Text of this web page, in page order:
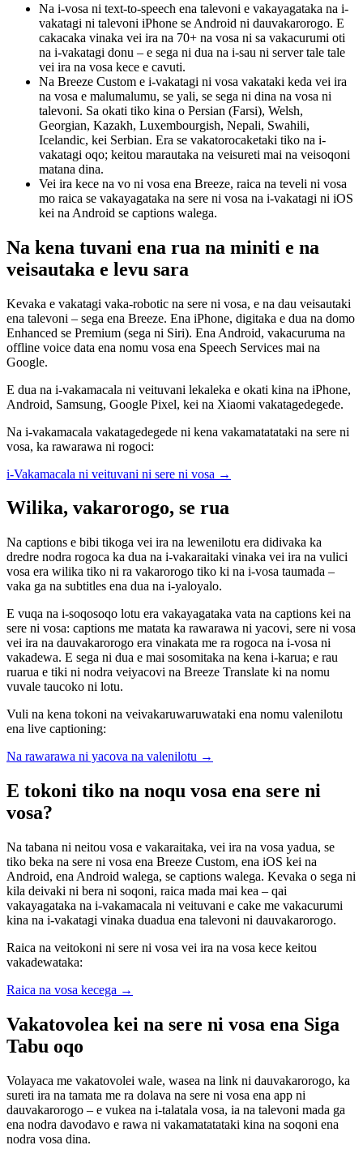
Na i-vosa ni text-to-speech ena talevoni e vakayagataka na i-
vakatagi ni talevoni iPhone se Android ni dauvakarorogo. E
cakacaka vinaka vei ira na 70+ na vosa ni sa vakacurumi oti
na i-vakatagi donu – e sega ni dua na i-sau ni server tale tale
vei ira na vosa kece e cavuti.
Na Breeze Custom e i-vakatagi ni vosa vakataki keda vei ira
na vosa e malumalumu, se yali, se sega ni dina na vosa ni
talevoni. Sa okati tiko kina o Persian (Farsi), Welsh,
Georgian, Kazakh, Luxembourgish, Nepali, Swahili,
Icelandic, kei Serbian. Era se vakatorocaketaki tiko na i-
vakatagi oqo; keitou marautaka na veisureti mai na veisoqoni
matana dina.
Vei ira kece na vo ni vosa ena Breeze, raica na teveli ni vosa
mo raica se vakayagataka na sere ni vosa na i-vakatagi ni iOS
kei na Android se captions walega.
Na kena tuvani ena rua na miniti e na
veisautaka e levu sara
Kevaka e vakatagi vaka-robotic na sere ni vosa, e na dau veisautaki
ena talevoni – sega ena Breeze. Ena iPhone, digitaka e dua na domo
Enhanced se Premium (sega ni Siri). Ena Android, vakacuruma na
offline voice data ena nomu vosa ena Speech Services mai na
Google.
E dua na i-vakamacala ni veituvani lekaleka e okati kina na iPhone,
Android, Samsung, Google Pixel, kei na Xiaomi vakatagedegede.
Na i-vakamacala vakatagedegede ni kena vakamatatataki na sere ni
vosa, ka rawarawa ni rogoci:
i-Vakamacala ni veituvani ni sere ni vosa →
Wilika, vakarorogo, se rua
Na captions e bibi tikoga vei ira na lewenilotu era didivaka ka
dredre nodra rogoca ka dua na i-vakaraitaki vinaka vei ira na vulici
vosa era wilika tiko ni ra vakarorogo tiko ki na i-vosa taumada –
vaka ga na subtitles ena dua na i-yaloyalo.
E vuqa na i-soqosoqo lotu era vakayagataka vata na captions kei na
sere ni vosa: captions me matata ka rawarawa ni yacovi, sere ni vosa
vei ira na dauvakarorogo era vinakata me ra rogoca na i-vosa ni
vakadewa. E sega ni dua e mai sosomitaka na kena i-karua; e rau
ruarua e tiki ni nodra veiyacovi na Breeze Translate ki na nomu
vuvale taucoko ni lotu.
Vuli na kena tokoni na veivakaruwaruwataki ena nomu valenilotu
ena live captioning:
Na rawarawa ni yacova na valenilotu →
E tokoni tiko na noqu vosa ena sere ni
vosa?
Na tabana ni neitou vosa e vakaraitaka, vei ira na vosa yadua, se
tiko beka na sere ni vosa ena Breeze Custom, ena iOS kei na
Android, ena Android walega, se captions walega. Kevaka o sega ni
kila deivaki ni bera ni soqoni, raica mada mai kea – qai
vakayagataka na i-vakamacala ni veituvani e cake me vakacurumi
kina na i-vakatagi vinaka duadua ena talevoni ni dauvakarorogo.
Raica na veitokoni ni sere ni vosa vei ira na vosa kece keitou
vakadewataka:
Raica na vosa kecega →
Vakatovolea kei na sere ni vosa ena Siga
Tabu oqo
Volayaca me vakatovolei wale, wasea na link ni dauvakarorogo, ka
sureti ira na tamata me ra dolava na sere ni vosa ena app ni
dauvakarorogo – e vukea na i-talatala vosa, ia na talevoni mada ga
ena nodra davodavo e rawa ni vakamatatataki kina na soqoni ena
nodra vosa dina.